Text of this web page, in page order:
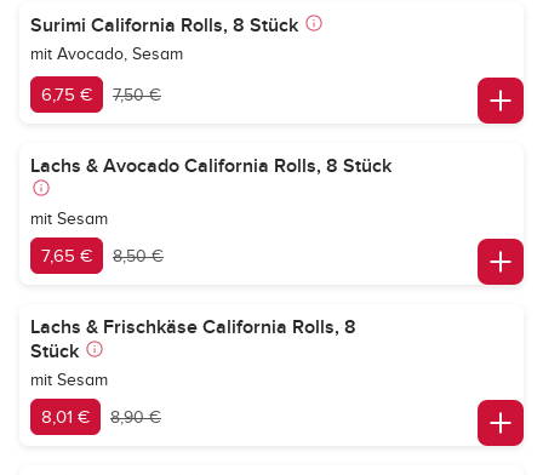
Surimi California Rolls, 8 Stück
mit Avocado, Sesam
6,75 € 7,50 €
Lachs & Avocado California Rolls, 8 Stück
mit Sesam
7,65 € 8,50 €
Lachs & Frischkäse California Rolls, 8
Stück
mit Sesam
8,01 € 8,90 €